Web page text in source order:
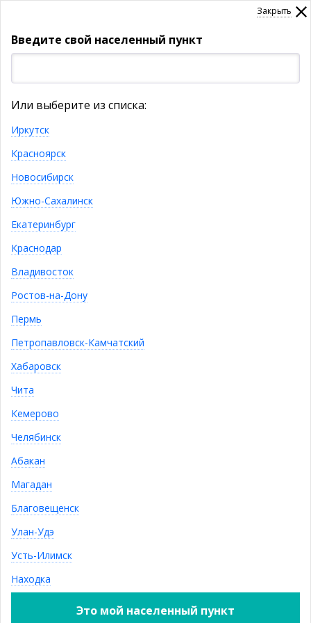
УКАЖИТЕ НАСЕЛЕННЫЙ ПУНКТ
Стендмебель
Подпишитесь! Новинки, скидки,
предложения!
я даю согласие на обработку моих персональных
данных
Контактная информация
8 (924) 548-5-292, 8 (924) 548-5-282
Показать полную версию
© Интернет магазин «Ивушка»,
Закрыть
Введите свой населенный пункт
Или выберите из списка:
Иркутск
Красноярск
Новосибирск
Южно-Сахалинск
Екатеринбург
Краснодар
Владивосток
Ростов-на-Дону
Пермь
Петропавловск-Камчатский
Хабаровск
Чита
Кемерово
Челябинск
Абакан
Магадан
Благовещенск
Улан-Удэ
Усть-Илимск
Находка
Это мой населенный пункт